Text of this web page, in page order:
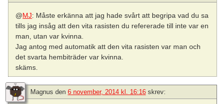
@MJ: Måste erkänna att jag hade svårt att begripa vad du sa
tills jag insåg att den vita rasisten du refererade till inte var en
man, utan var kvinna.
Jag antog med automatik att den vita rasisten var man och
det svarta hembiträder var kvinna.
skäms.
Magnus den 6 november, 2014 kl. 16:16 skrev: